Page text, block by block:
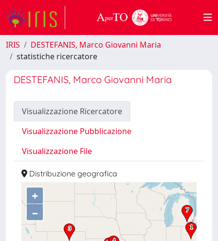
IRIS
DESTEFANIS, Marco Giovanni Maria
statistiche ricercatore
DESTEFANIS, Marco Giovanni Maria
Visualizzazione Ricercatore
Visualizzazione Pubblicazione
Visualizzazione File
Distribuzione geografica
+
–